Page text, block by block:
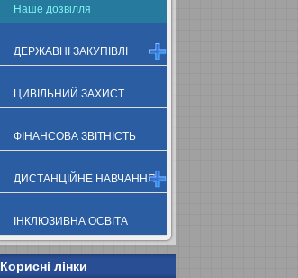
Наше дозвілля
ДЕРЖАВНІ ЗАКУПІВЛІ
ЦИВІЛЬНИЙ ЗАХИСТ
ФІНАНСОВА ЗВІТНІСТЬ
ДИСТАНЦІЙНЕ НАВЧАННЯ
ІНКЛЮЗИВНА ОСВІТА
Корисні лінки